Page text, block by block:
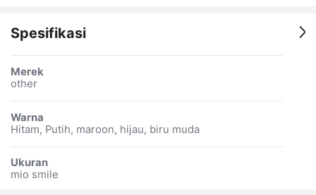
Spesifikasi
Merek
other
Warna
Hitam, Putih, maroon, hijau, biru muda
Ukuran
mio smile